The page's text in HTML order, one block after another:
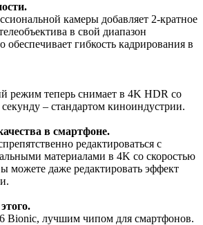
камеры добавляет 2-кратное
в свой диапазон
обеспечивает гибкость кадрирования в
режим теперь снимает в 4K HDR со
– стандартом киноиндустрии.
в смартфоне.
редактироваться с
материалами в 4K со скоростью
можете даже редактировать эффект
Bionic, лучшим чипом для смартфонов.